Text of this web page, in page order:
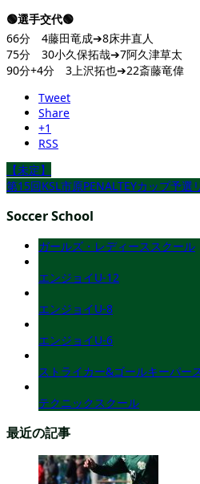
🟢選手交代🟢
66分 4藤田竜成➔8床井直人
75分 30小久保拓哉➔7阿久津草太
90分+4分 3上沢拓也➔22斎藤竜偉
Tweet
Share
+1
RSS
【未定】
第15回KSL市原PENALTEYカップ予選
Soccer School
ガールズ・レディーススクール
エンジョイU-12
エンジョイU-8
エンジョイU-6
ストライカー&ゴールキーパー
テクニックスクール
最近の記事